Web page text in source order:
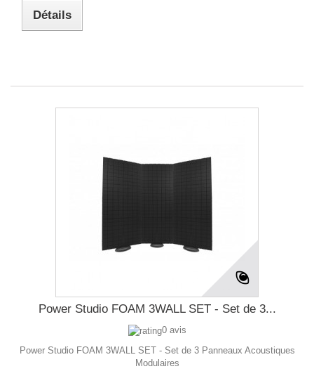
Détails
Power Studio FOAM 3WALL SET - Set de 3...
0 avis
Power Studio FOAM 3WALL SET - Set de 3 Panneaux Acoustiques
Modulaires